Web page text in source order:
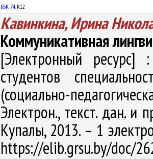
ББК 74.К12
Кавинкина, Ирина
Коммуникативная
[Электронный ресурс]
студентов
(социально-
Электрон., текст. дан. и
Купалы, 2013. – 1
https://elib.grsu.by/doc/